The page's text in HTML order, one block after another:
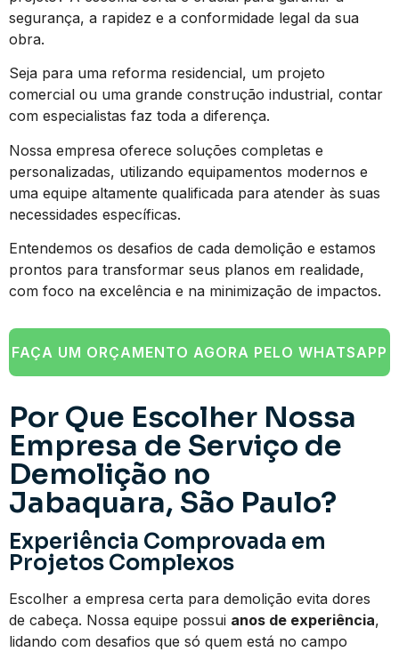
segurança, a rapidez e a conformidade legal da sua
obra.
Seja para uma reforma residencial, um projeto
comercial ou uma grande construção industrial, contar
com especialistas faz toda a diferença.
Nossa empresa oferece soluções completas e
personalizadas, utilizando equipamentos modernos e
uma equipe altamente qualificada para atender às suas
necessidades específicas.
Entendemos os desafios de cada demolição e estamos
prontos para transformar seus planos em realidade,
com foco na excelência e na minimização de impactos.
FAÇA UM ORÇAMENTO AGORA PELO WHATSAPP
Por Que Escolher Nossa
Empresa de Serviço de
Demolição no
Jabaquara, São Paulo?
Experiência Comprovada em
Projetos Complexos
Escolher a empresa certa para demolição evita dores
de cabeça. Nossa equipe possui anos de experiência,
lidando com desafios que só quem está no campo